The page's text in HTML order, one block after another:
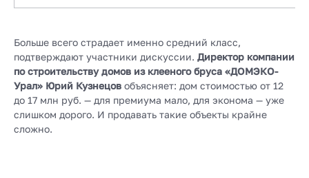
Больше всего страдает именно средний класс,
подтверждают участники дискуссии. Директор компании
по строительству домов из клееного бруса «ДОМЭКО-
Урал» Юрий Кузнецов объясняет: дом стоимостью от 12
до 17 млн руб. — для премиума мало, для эконома — уже
слишком дорого. И продавать такие объекты крайне
сложно.